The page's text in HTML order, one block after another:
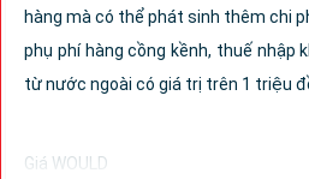
hàng mà có thể phát sinh thêm chi
phụ phí hàng cồng kềnh, thuế nhập
từ nước ngoài có giá trị trên 1 triệu
Giá WOULD